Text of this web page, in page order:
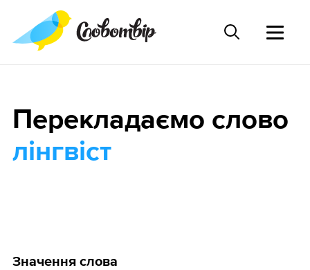
Значення слова
Перекладаємо слово
лінгвіст